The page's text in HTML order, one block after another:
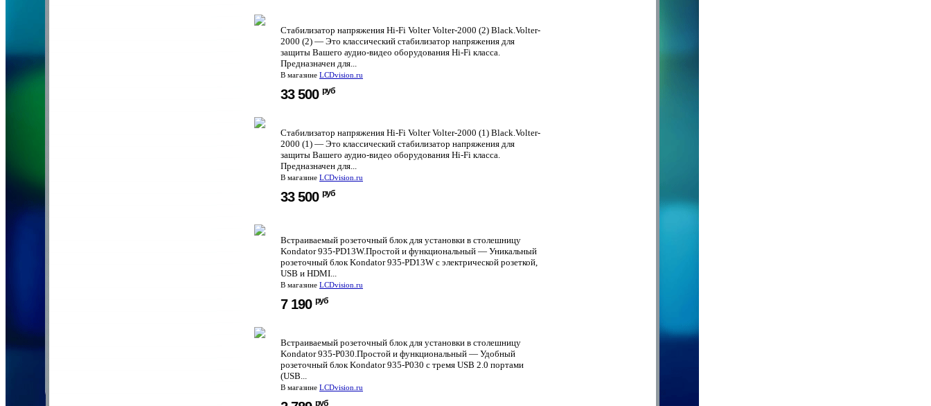
Стабилизатор напряжения Hi-Fi Volter Volter-2000 (2) Black.Volter-
2000 (2) — Это классический стабилизатор напряжения для
защиты Вашего аудио-видео оборудования Hi-Fi класса.
Предназначен для...
В магазине LCDvision.ru
33 500 руб
Стабилизатор напряжения Hi-Fi Volter Volter-2000 (1) Black.Volter-
2000 (1) — Это классический стабилизатор напряжения для
защиты Вашего аудио-видео оборудования Hi-Fi класса.
Предназначен для...
В магазине LCDvision.ru
33 500 руб
Встраиваемый розеточный блок для установки в столешницу
Kondator 935-PD13W.Простой и функциональный — Уникальный
розеточный блок Kondator 935-PD13W с электрической розеткой,
USB и HDMI...
В магазине LCDvision.ru
7 190 руб
Встраиваемый розеточный блок для установки в столешницу
Kondator 935-P030.Простой и функциональный — Удобный
розеточный блок Kondator 935-P030 с тремя USB 2.0 портами
(USB...
В магазине LCDvision.ru
руб